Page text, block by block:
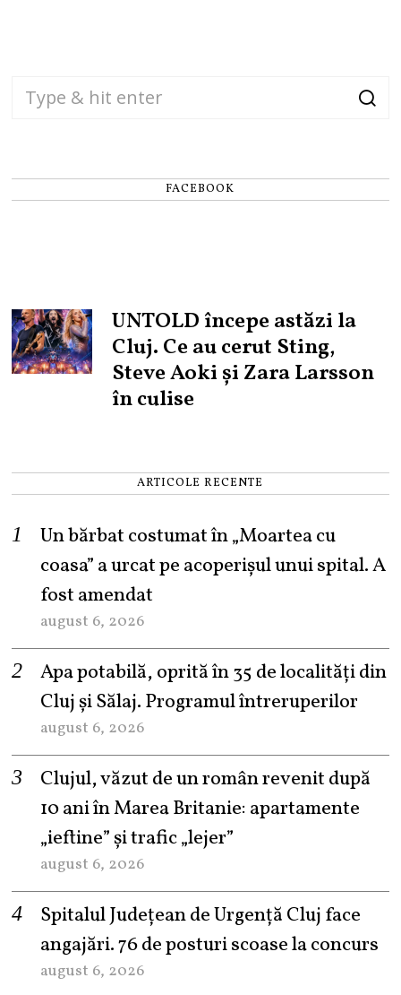
FACEBOOK
UNTOLD începe astăzi la
Cluj. Ce au cerut Sting,
Steve Aoki și Zara Larsson
în culise
ARTICOLE RECENTE
Un bărbat costumat în „Moartea cu
coasa” a urcat pe acoperișul unui spital. A
fost amendat
august 6, 2026
Apa potabilă, oprită în 35 de localități din
Cluj și Sălaj. Programul întreruperilor
august 6, 2026
Clujul, văzut de un român revenit după
10 ani în Marea Britanie: apartamente
„ieftine” și trafic „lejer”
august 6, 2026
Spitalul Județean de Urgență Cluj face
angajări. 76 de posturi scoase la concurs
august 6, 2026